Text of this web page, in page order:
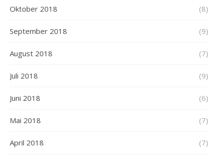
Oktober 2018 (8)
September 2018 (9)
August 2018 (7)
Juli 2018 (9)
Juni 2018 (6)
Mai 2018 (7)
April 2018 (7)